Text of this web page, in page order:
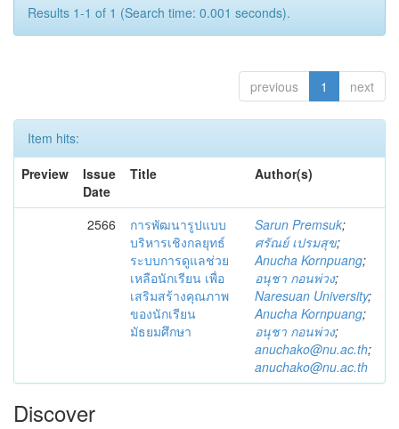
Results 1-1 of 1 (Search time: 0.001 seconds).
previous 1 next
Item hits:
Preview
Issue
Date
Title Author(s)
2566
การพัฒนารูปแบบ
บริหารเชิงกลยุทธ์
ระบบการดูแลช่วย
เหลือนักเรียน เพื่อ
เสริมสร้างคุณภาพ
ของนักเรียน
มัธยมศึกษา
Sarun Premsuk;
ศรัณย์ เปรมสุข;
Anucha Kornpuang;
อนุชา กอนพ่วง;
Naresuan University;
Anucha Kornpuang;
อนุชา กอนพ่วง;
anuchako@nu.ac.th;
anuchako@nu.ac.th
Discover